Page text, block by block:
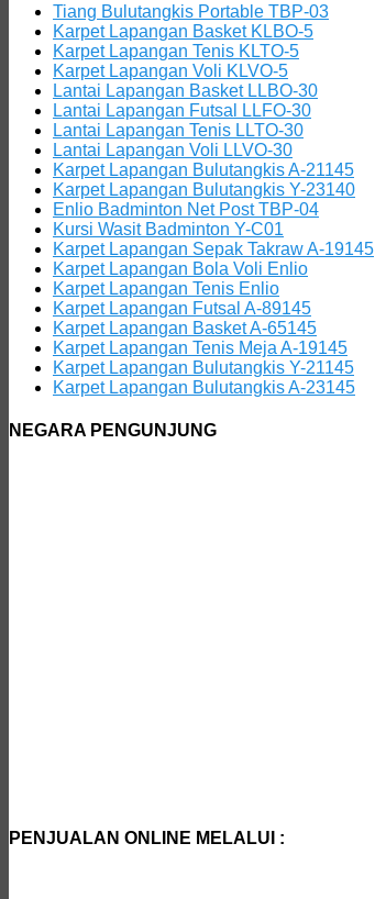
Tiang Bulutangkis Portable TBP-03
Karpet Lapangan Basket KLBO-5
Karpet Lapangan Tenis KLTO-5
Karpet Lapangan Voli KLVO-5
Lantai Lapangan Basket LLBO-30
Lantai Lapangan Futsal LLFO-30
Lantai Lapangan Tenis LLTO-30
Lantai Lapangan Voli LLVO-30
Karpet Lapangan Bulutangkis A-21145
Karpet Lapangan Bulutangkis Y-23140
Enlio Badminton Net Post TBP-04
Kursi Wasit Badminton Y-C01
Karpet Lapangan Sepak Takraw A-19145
Karpet Lapangan Bola Voli Enlio
Karpet Lapangan Tenis Enlio
Karpet Lapangan Futsal A-89145
Karpet Lapangan Basket A-65145
Karpet Lapangan Tenis Meja A-19145
Karpet Lapangan Bulutangkis Y-21145
Karpet Lapangan Bulutangkis A-23145
NEGARA PENGUNJUNG
PENJUALAN ONLINE MELALUI :